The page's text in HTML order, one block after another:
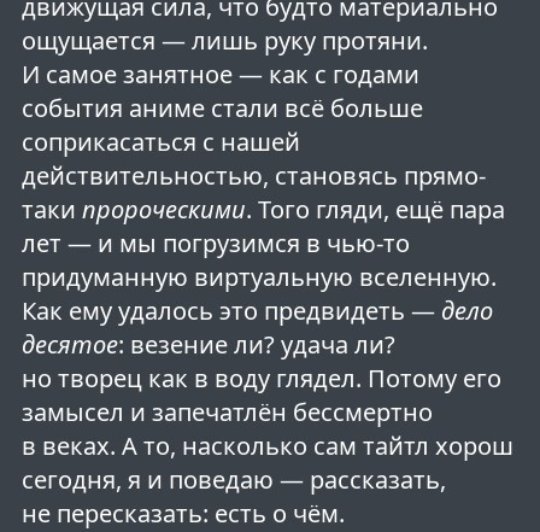
движущая сила, что будто материально
ощущается — лишь руку протяни.
И самое занятное — как с годами
события аниме стали всё больше
соприкасаться с нашей
действительностью, становясь прямо-
таки пророческими. Того гляди, ещё пара
лет — и мы погрузимся в чью-то
придуманную виртуальную вселенную.
Как ему удалось это предвидеть — дело
десятое: везение ли? удача ли?
но творец как в воду глядел. Потому его
замысел и запечатлён бессмертно
в веках. А то, насколько сам тайтл хорош
сегодня, я и поведаю — рассказать,
не пересказать: есть о чём.